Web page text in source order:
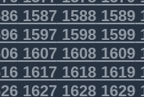
158715881589
159715981599
160716081609
161716181619
162716281629